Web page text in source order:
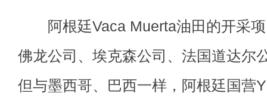
阿根廷Vaca Muerta油田的开采项
佛龙公司、埃克森公司、法国道达尔
但与墨西哥、巴西一样，阿根廷国营